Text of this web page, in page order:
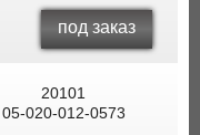
под заказ
20101
05-020-012-0573